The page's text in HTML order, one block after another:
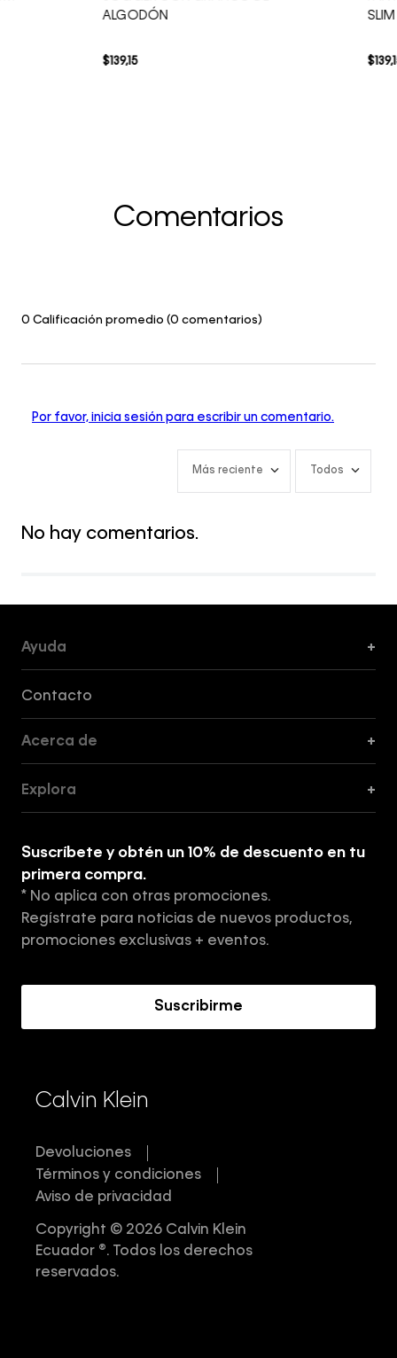
ALGODÓN
$139,15
SLIM
$139,
Comentarios
0 Calificación promedio (0 comentarios)
Por favor, inicia sesión para escribir un comentario.
Más reciente Todos
No hay comentarios.
Ayuda +
Contacto
Acerca de +
Tiendas
Aviso de privacidad
Términos y Condiciones
Explora +
Suscríbete y obtén un 10% de descuento en tu
primera compra.
* No aplica con otras promociones.
Regístrate para noticias de nuevos productos,
promociones exclusivas + eventos.
Suscribirme
Calvin Klein
Devoluciones
Términos y condiciones
Aviso de privacidad
Copyright © 2026 Calvin Klein
Ecuador ®. Todos los derechos
reservados.